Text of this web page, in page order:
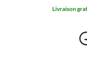
Livraison